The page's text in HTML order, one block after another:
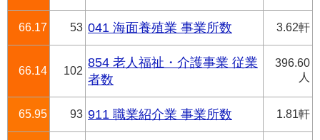
66.17 53 041 海面養殖業 事業所数 3.62軒
66.14 102
854 老人福祉・介護事業 従業
者数
396.60
人
65.95 93 911 職業紹介業 事業所数 1.81軒